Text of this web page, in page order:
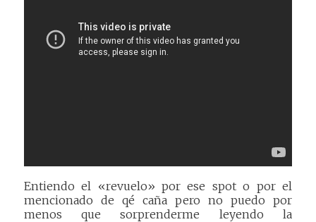
Entiendo el «revuelo» por ese spot o por el
mencionado de qé caña pero no puedo por
menos que sorprenderme leyendo la